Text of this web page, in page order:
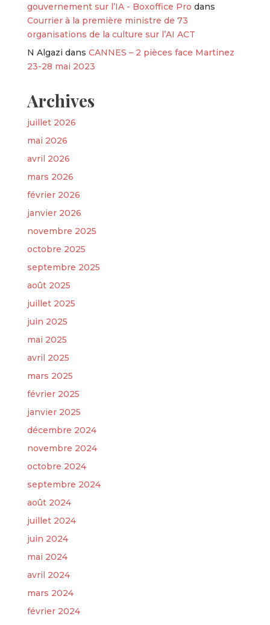
gouvernement sur l’IA - Boxoffice Pro dans
Courrier à la première ministre de 73
organisations de la culture sur l’AI ACT
N Algazi dans CANNES – 2 pièces face Martinez
23-28 mai 2023
Archives
juillet 2026
mai 2026
avril 2026
mars 2026
février 2026
janvier 2026
novembre 2025
octobre 2025
septembre 2025
août 2025
juillet 2025
juin 2025
mai 2025
avril 2025
mars 2025
février 2025
janvier 2025
décembre 2024
novembre 2024
octobre 2024
septembre 2024
août 2024
juillet 2024
juin 2024
mai 2024
avril 2024
mars 2024
février 2024